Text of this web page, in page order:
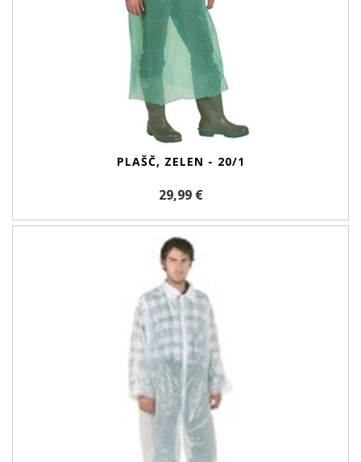
PLAŠČ, ZELEN - 20/1
29,99 €